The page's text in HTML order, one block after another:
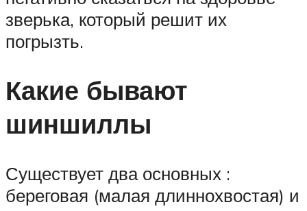
зверька, который решит их
погрызть.
Какие бывают
шиншиллы
Существует два основных :
береговая (малая длиннохвостая) и